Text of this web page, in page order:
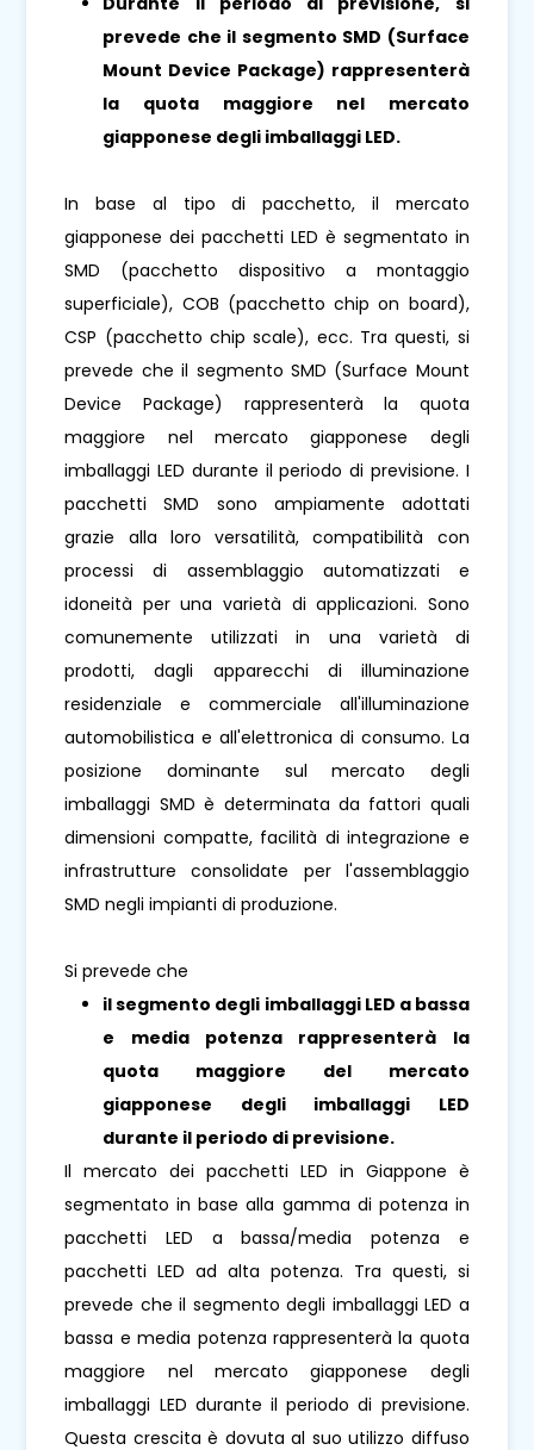
prevede che il segmento SMD (Surface
Mount Device Package) rappresenterà
la quota maggiore nel mercato
giapponese degli imballaggi LED.
In base al tipo di pacchetto, il mercato
giapponese dei pacchetti LED è segmentato in
SMD (pacchetto dispositivo a montaggio
superficiale), COB (pacchetto chip on board),
CSP (pacchetto chip scale), ecc. Tra questi, si
prevede che il segmento SMD (Surface Mount
Device Package) rappresenterà la quota
maggiore nel mercato giapponese degli
imballaggi LED durante il periodo di previsione. I
pacchetti SMD sono ampiamente adottati
grazie alla loro versatilità, compatibilità con
processi di assemblaggio automatizzati e
idoneità per una varietà di applicazioni. Sono
comunemente utilizzati in una varietà di
prodotti, dagli apparecchi di illuminazione
residenziale e commerciale all'illuminazione
automobilistica e all'elettronica di consumo. La
posizione dominante sul mercato degli
imballaggi SMD è determinata da fattori quali
dimensioni compatte, facilità di integrazione e
infrastrutture consolidate per l'assemblaggio
SMD negli impianti di produzione.
Si prevede che
il segmento degli imballaggi LED a bassa
e media potenza rappresenterà la
quota maggiore del mercato
giapponese degli imballaggi LED
durante il periodo di previsione.
Il mercato dei pacchetti LED in Giappone è
segmentato in base alla gamma di potenza in
pacchetti LED a bassa/media potenza e
pacchetti LED ad alta potenza. Tra questi, si
prevede che il segmento degli imballaggi LED a
bassa e media potenza rappresenterà la quota
maggiore nel mercato giapponese degli
imballaggi LED durante il periodo di previsione.
Questa crescita è dovuta al suo utilizzo diffuso